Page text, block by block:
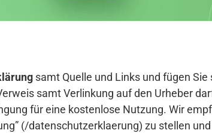
samt Quelle und Links und fügen
samt Verlinkung auf den Urheber
für eine kostenlose Nutzung. Wir
(/datenschutzerklaerung) zu stellen